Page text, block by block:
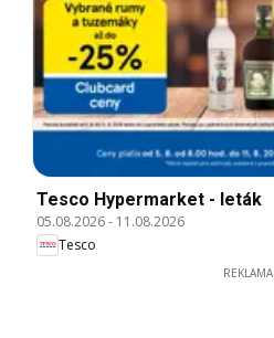
Tesco Hypermarket - leták
05.08.2026- 11.08.2026
Tesco
REKLAMA